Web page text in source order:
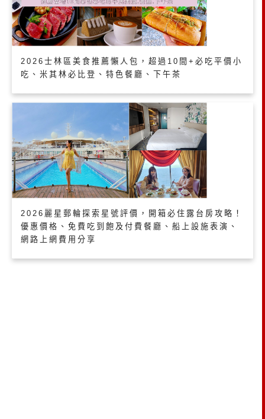
2026士林區美食推薦懶人包，超過10間+必吃平價小
吃、米其林必比登、特色餐廳、下午茶
2026麗星郵輪探索星號評價，開箱必住露台房攻略！
優惠價格、免費吃到飽及付費餐廳、船上設施表演、
網路上網費用分享